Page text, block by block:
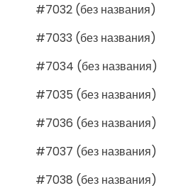
#7032 (без названия)
#7033 (без названия)
#7034 (без названия)
#7035 (без названия)
#7036 (без названия)
#7037 (без названия)
#7038 (без названия)